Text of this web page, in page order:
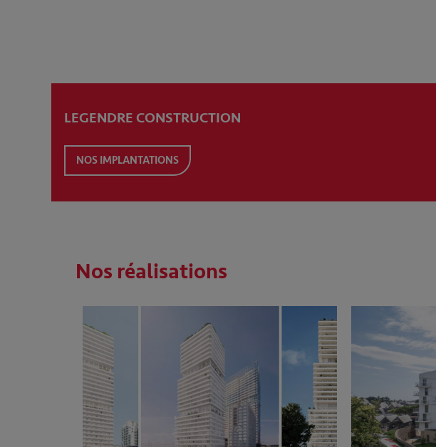
LEGENDRE CONSTRUCTION
NOS IMPLANTATIONS
Nos réalisations